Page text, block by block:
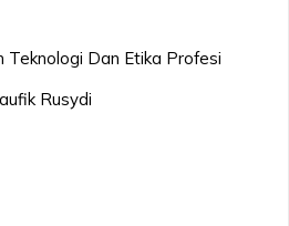
Teknologi Dan Etika Profesi
Rusydi